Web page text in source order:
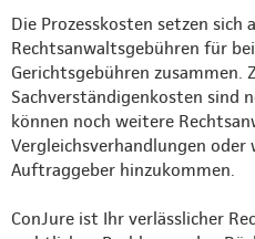
Die Prozesskosten setzen sich
Rechtsanwaltsgebühren für
Gerichtsgebühren zusammen.
Sachverständigenkosten sind
können noch weitere
Vergleichsverhandlungen oder
Auftraggeber hinzukommen.
ConJure ist Ihr verlässlicher